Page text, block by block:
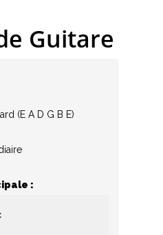
Guitare
(E A D G B E)
: